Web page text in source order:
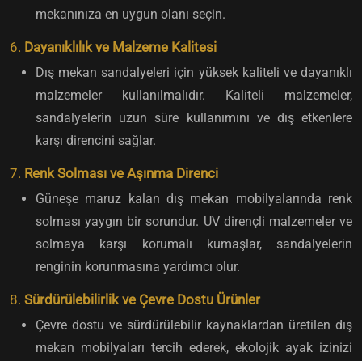
mekanınıza en uygun olanı seçin.
6. Dayanıklılık ve Malzeme Kalitesi
Dış mekan sandalyeleri için yüksek kaliteli ve dayanıklı
malzemeler kullanılmalıdır. Kaliteli malzemeler,
sandalyelerin uzun süre kullanımını ve dış etkenlere
karşı direncini sağlar.
7. Renk Solması ve Aşınma Direnci
Güneşe maruz kalan dış mekan mobilyalarında renk
solması yaygın bir sorundur. UV dirençli malzemeler ve
solmaya karşı korumalı kumaşlar, sandalyelerin
renginin korunmasına yardımcı olur.
8. Sürdürülebilirlik ve Çevre Dostu Ürünler
Çevre dostu ve sürdürülebilir kaynaklardan üretilen dış
mekan mobilyaları tercih ederek, ekolojik ayak izinizi